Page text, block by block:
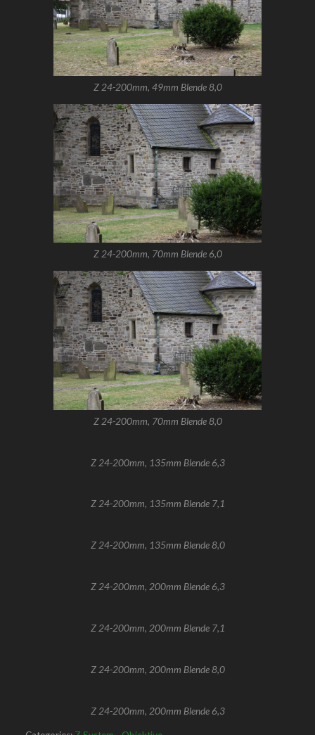
Z 24-200mm, 49mm Blende 8,0
Z 24-200mm, 70mm Blende 6,0
Z 24-200mm, 70mm Blende 8,0
Z 24-200mm, 135mm Blende 6,3
Z 24-200mm, 135mm Blende 7,1
Z 24-200mm, 135mm Blende 8,0
Z 24-200mm, 200mm Blende 6,3
Z 24-200mm, 200mm Blende 7,1
Z 24-200mm, 200mm Blende 8,0
Z 24-200mm, 200mm Blende 6,3